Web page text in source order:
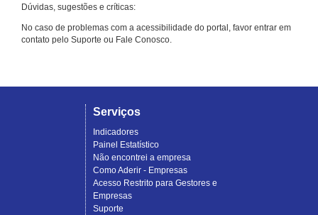
Dúvidas, sugestões e críticas:
No caso de problemas com a acessibilidade do portal, favor entrar em
contato pelo Suporte ou Fale Conosco.
Serviços
Indicadores
Painel Estatístico
Não encontrei a empresa
Como Aderir - Empresas
Acesso Restrito para Gestores e
Empresas
Suporte